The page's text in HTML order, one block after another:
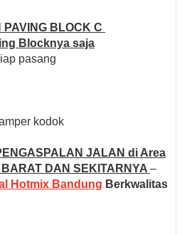
BLOCK C
Blocknya saja
pasang
kodok
JALAN di Area
DAN SEKITARNYA –
Hotmix Bandung Berkwalitas